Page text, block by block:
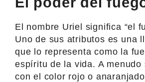
El nombre Uriel significa “el
Uno de sus atributos es una
que lo representa como la
espíritu de la vida. A menudo
con el color rojo o